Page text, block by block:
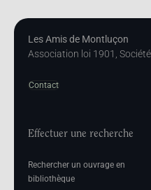
Les Amis de Montluçon
Association loi 1901,
Contact
Effectuer une recherche
Rechercher un ouvrage en
bibliothèque